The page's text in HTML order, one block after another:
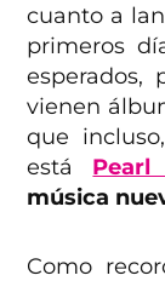
cuanto a
primeros
esperados,
vienen
que
está Pearl
música
Como